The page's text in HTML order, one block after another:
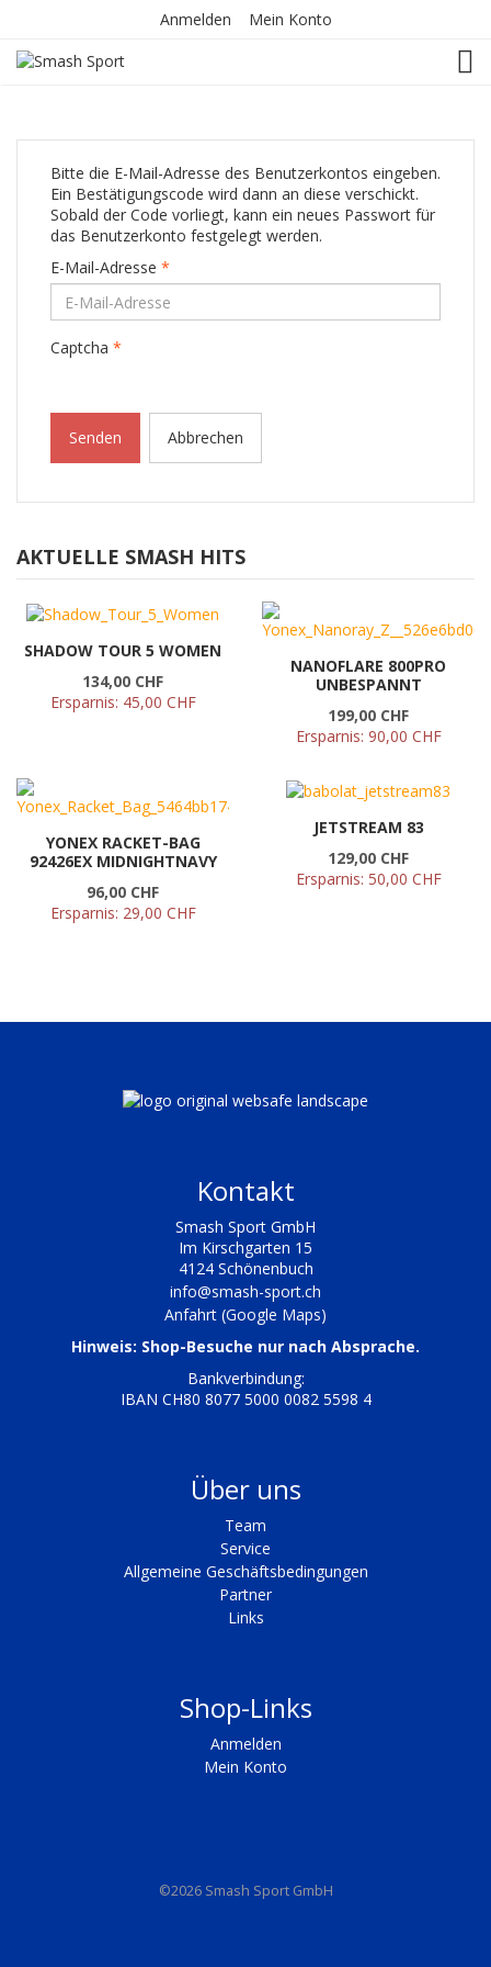
Anmelden
Mein Konto
Bitte die E-Mail-Adresse des Benutzerkontos eingeben.
Ein Bestätigungscode wird dann an diese verschickt.
Sobald der Code vorliegt, kann ein neues Passwort für
das Benutzerkonto festgelegt werden.
E-Mail-Adresse *
Captcha *
Senden Abbrechen
AKTUELLE SMASH HITS
SHADOW TOUR 5 WOMEN
134,00 CHF
Ersparnis: 45,00 CHF
NANOFLARE 800PRO
UNBESPANNT
199,00 CHF
Ersparnis: 90,00 CHF
YONEX RACKET-BAG
92426EX MIDNIGHTNAVY
96,00 CHF
Ersparnis: 29,00 CHF
JETSTREAM 83
129,00 CHF
Ersparnis: 50,00 CHF
Kontakt
Smash Sport GmbH
Im Kirschgarten 15
4124 Schönenbuch
info@smash-sport.ch
Anfahrt (Google Maps)
Hinweis: Shop-Besuche nur nach Absprache.
Bankverbindung:
IBAN CH80 8077 5000 0082 5598 4
Über uns
Team
Service
Allgemeine Geschäftsbedingungen
Partner
Links
Shop-Links
Anmelden
Mein Konto
©2026 Smash Sport GmbH